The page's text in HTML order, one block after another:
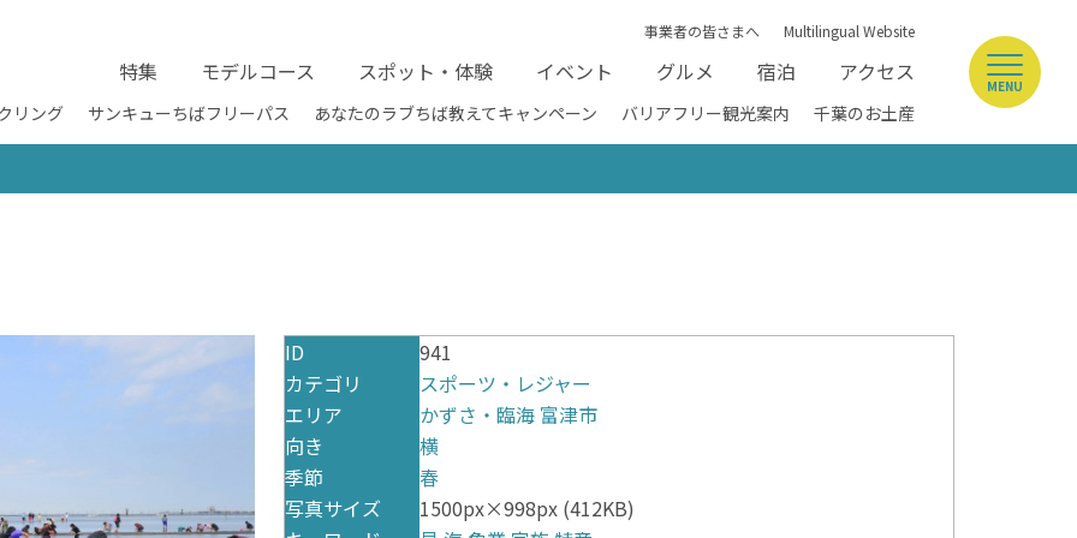
事業者の皆さまへ Multilingual Website
特集 モデルコース スポット・体験 イベント グルメ 宿泊 アクセス
リング サンキューちばフリーパス あなたのラブちば教えてキャンペーン バリアフリー観光案内 千葉のお土産
MENU
ID
941
カテゴリ
スポーツ・レジャー
エリア
かずさ・臨海 富津市
向き
横
季節
春
写真サイズ
1500px×998px (412KB)